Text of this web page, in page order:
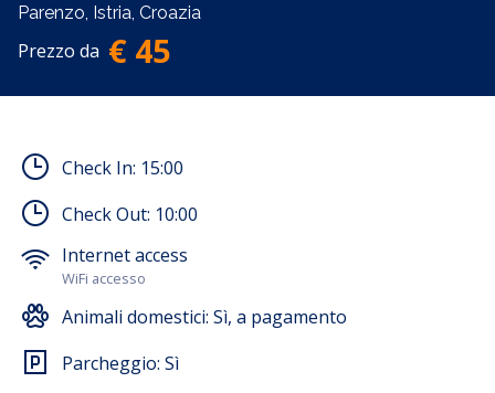
Parenzo, Istria, Croazia
Prezzo da € 45
Check In: 15:00
Check Out: 10:00
Internet access
WiFi accesso
Animali domestici: Sì, a pagamento
Parcheggio: Sì